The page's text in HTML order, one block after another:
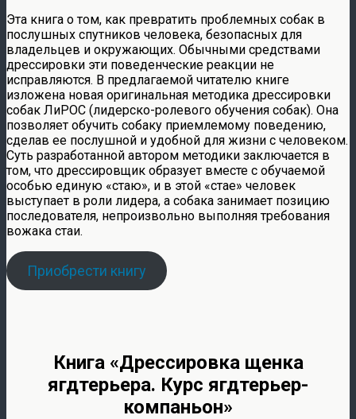
Эта книга о том, как превратить проблемных собак в
послушных спутников человека, безопасных для
владельцев и окружающих. Обычными средствами
дрессировки эти поведенческие реакции не
исправляются. В предлагаемой читателю книге
изложена новая оригинальная методика дрессировки
собак ЛиРОС (лидерско-ролевого обучения собак). Она
позволяет обучить собаку приемлемому поведению,
сделав ее послушной и удобной для жизни с человеком.
Суть разработанной автором методики заключается в
том, что дрессировщик образует вместе с обучаемой
особью единую «стаю», и в этой «стае» человек
выступает в роли лидера, а собака занимает позицию
последователя, непроизвольно выполняя требования
вожака стаи.
Приобрести книгу
Книга «Дрессировка щенка
ягдтерьера. Курс ягдтерьер-
компаньон»